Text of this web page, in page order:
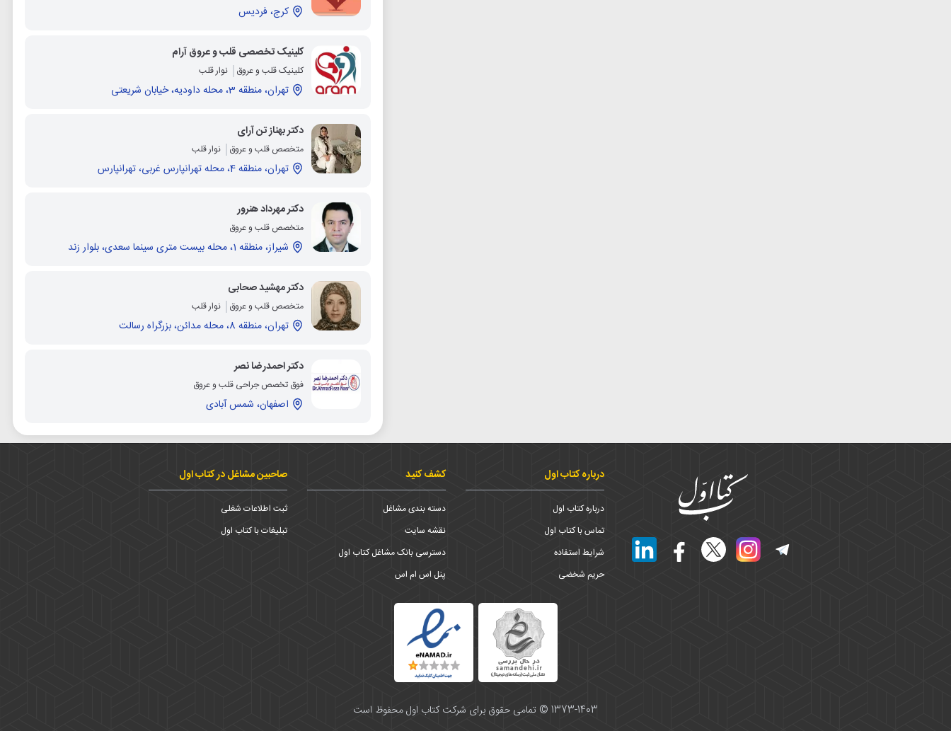
کرج، فردیس
کلینیک تخصصی قلب و عروق آرام
کلینیک قلب و عروق نوار قلب
تهران، منطقه 3، محله داودیه، خیابان شریعتی
دکتر بهناز تن آرای
متخصص قلب و عروق نوار قلب
تهران، منطقه 4، محله تهرانپارس غربی، تهرانپارس
دکتر مهرداد هنرور
متخصص قلب و عروق
شیراز، منطقه 1، محله بیست متری سینما سعدی، بلوار زند
دکتر مهشید صحابی
متخصص قلب و عروق نوار قلب
تهران، منطقه 8، محله مدائن، بزرگراه رسالت
دکتر احمدرضا نصر
فوق تخصص جراحی قلب و عروق
اصفهان، شمس آبادی
درباره کتاب اول
درباره کتاب اول
تماس با کتاب اول
شرایط استفاده
حریم شخضی
کشف کنید
دسته بندی مشاغل
نقشه سایت
دسترسی بانک مشاغل کتاب اول
پنل اس ام اس
صاحبین مشاغل در کتاب اول
ثبت اطلاعات شغلی
تبلیغات با کتاب اول
1373-1403 © تمامی حقوق برای شرکت کتاب اول محفوظ است